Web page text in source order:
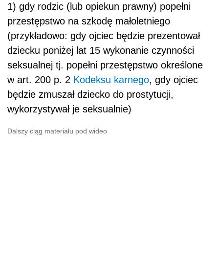
1) gdy rodzic (lub opiekun prawny) popełni
przestępstwo na szkodę małoletniego
(przykładowo: gdy ojciec będzie prezentował
dziecku poniżej lat 15 wykonanie czynności
seksualnej tj. popełni przestępstwo określone
w art. 200 p. 2 Kodeksu karnego, gdy ojciec
będzie zmuszał dziecko do prostytucji,
wykorzystywał je seksualnie)
Dalszy ciąg materiału pod wideo